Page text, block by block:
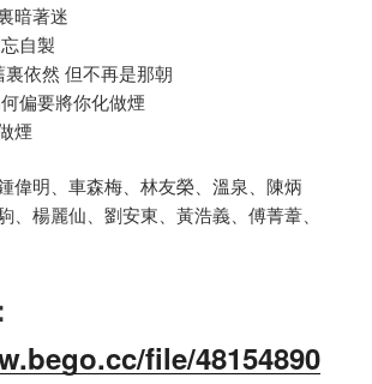
暗著迷
自製
依然 但不再是那朝
偏要將你化做煙
煙
偉明、車森梅、林友榮、溫泉、陳炳
、楊麗仙、劉安東、黃浩義、傅菁葦、
file/48154890